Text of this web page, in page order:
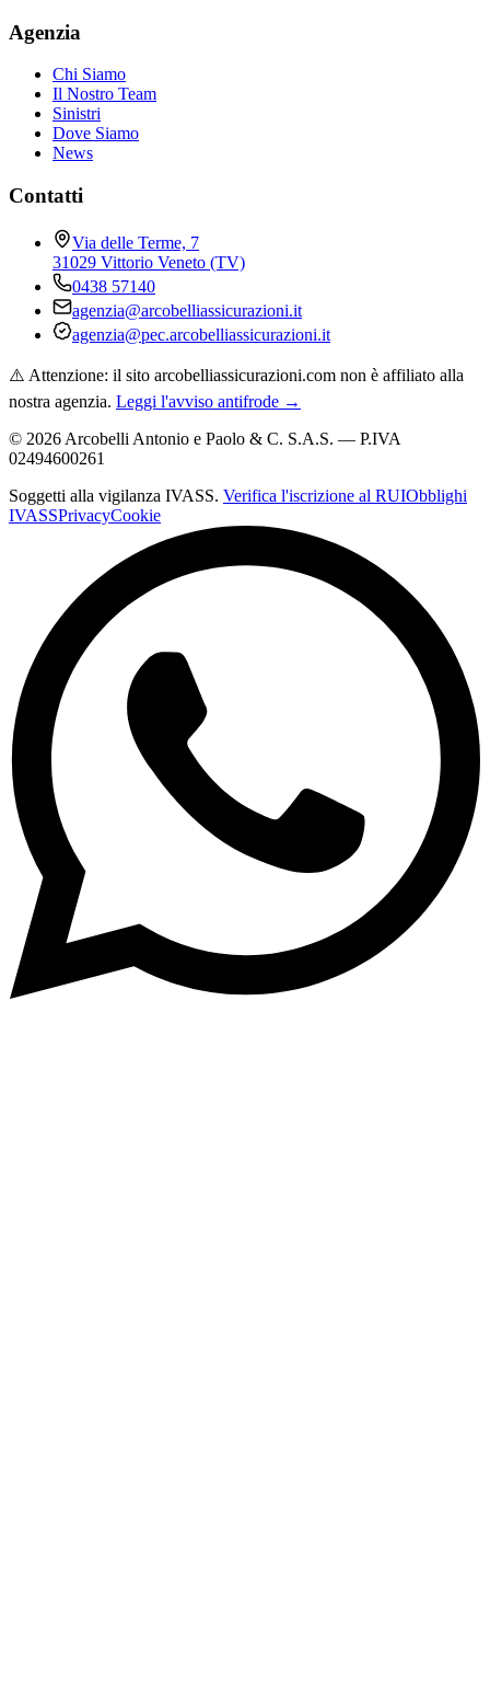
Agenzia
Chi Siamo
Il Nostro Team
Sinistri
Dove Siamo
News
Contatti
Via delle Terme, 7
31029 Vittorio Veneto (TV)
0438 57140
agenzia@arcobelliassicurazioni.it
agenzia@pec.arcobelliassicurazioni.it
⚠️ Attenzione: il sito arcobelliassicurazioni.com non è affiliato alla
nostra agenzia. Leggi l'avviso antifrode →
© 2026 Arcobelli Antonio e Paolo & C. S.A.S. — P.IVA
02494600261
Soggetti alla vigilanza IVASS. Verifica l'iscrizione al RUIObblighi
IVASSPrivacyCookie